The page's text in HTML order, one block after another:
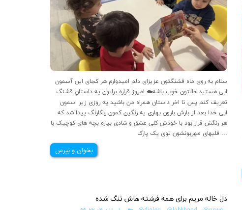
سلام به روی ماه قشنگتون عزیزای دلم امیدوارم هر کجای این آسمون
ابی هستید حالتون خوب باشه☁️ امروز قراره براتون یه داستانِ قشنگ
تعریف کنم پس تا اخر داستان همراه من باشید یه روزی زیر اسمون
ابی خدا بعد از بارش بارون بهاری یه رنگین کمون رنگارنگ پیدا شد که
هر رنگش قرار بود با خودش کلی عشق و شادی بیاره بچه های کوچیک با
قلبهای مهربونشون توی یک پارک …
بخوان و بپرس
دل خاله مریم برای همه فرشته هاش تنگ شده